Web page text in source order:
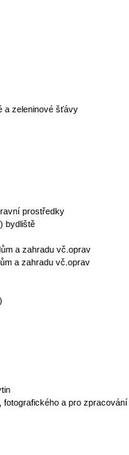
a zeleninové šťávy
prostředky
bydliště
a zahradu vč.oprav
a zahradu vč.oprav
a pro zpracování